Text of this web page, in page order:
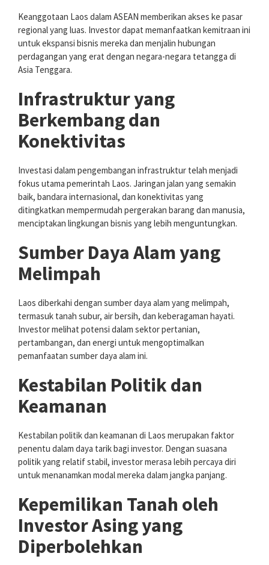
Keanggotaan Laos dalam ASEAN memberikan akses ke pasar
regional yang luas. Investor dapat memanfaatkan kemitraan ini
untuk ekspansi bisnis mereka dan menjalin hubungan
perdagangan yang erat dengan negara-negara tetangga di
Asia Tenggara.
Infrastruktur yang
Berkembang dan
Konektivitas
Investasi dalam pengembangan infrastruktur telah menjadi
fokus utama pemerintah Laos. Jaringan jalan yang semakin
baik, bandara internasional, dan konektivitas yang
ditingkatkan mempermudah pergerakan barang dan manusia,
menciptakan lingkungan bisnis yang lebih menguntungkan.
Sumber Daya Alam yang
Melimpah
Laos diberkahi dengan sumber daya alam yang melimpah,
termasuk tanah subur, air bersih, dan keberagaman hayati.
Investor melihat potensi dalam sektor pertanian,
pertambangan, dan energi untuk mengoptimalkan
pemanfaatan sumber daya alam ini.
Kestabilan Politik dan
Keamanan
Kestabilan politik dan keamanan di Laos merupakan faktor
penentu dalam daya tarik bagi investor. Dengan suasana
politik yang relatif stabil, investor merasa lebih percaya diri
untuk menanamkan modal mereka dalam jangka panjang.
Kepemilikan Tanah oleh
Investor Asing yang
Diperbolehkan